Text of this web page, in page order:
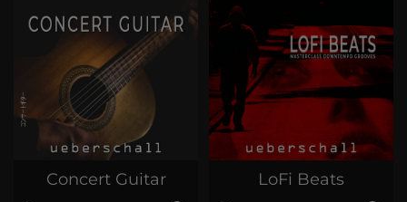
Concert Guitar
LoFi Beats